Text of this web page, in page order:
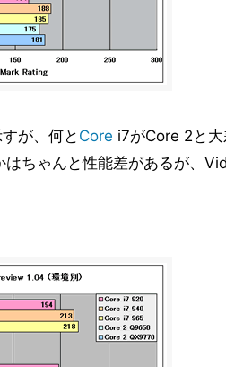
が、何と Core i7がCore 2と
はちゃんと性能差があるが、